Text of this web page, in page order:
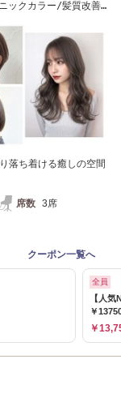
ックカラー/髪質改善/
落ち着ける癒しの空間
席数 3席
クーポン一覧へ
全員
【人
￥
￥